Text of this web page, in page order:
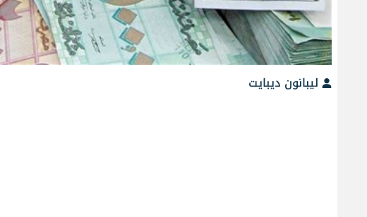
ليبانون ديبايت